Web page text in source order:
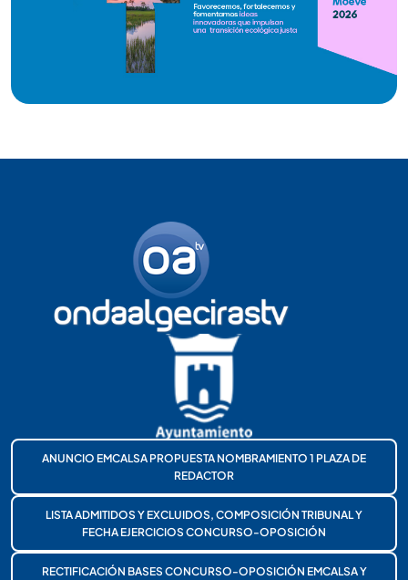
ANUNCIO EMCALSA PROPUESTA NOMBRAMIENTO 1 PLAZA DE
REDACTOR
LISTA ADMITIDOS Y EXCLUIDOS, COMPOSICIÓN TRIBUNAL Y
FECHA EJERCICIOS CONCURSO-OPOSICIÓN
RECTIFICACIÓN BASES CONCURSO-OPOSICIÓN EMCALSA Y